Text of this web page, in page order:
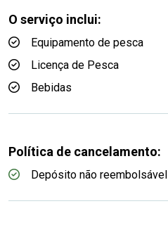
O serviço inclui:
Equipamento de pesca
Licença de Pesca
Bebidas
Política de cancelamento:
Depósito não reembolsável